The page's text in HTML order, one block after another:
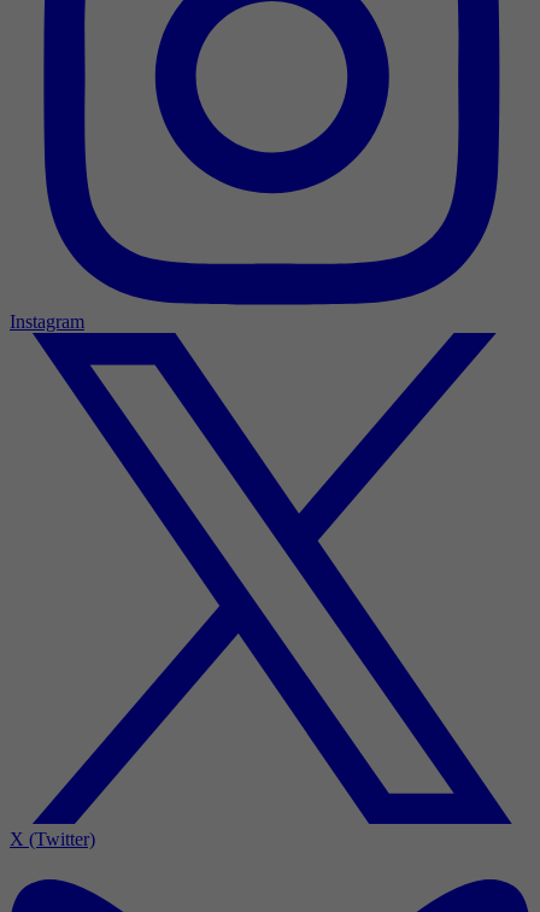
Instagram
X (Twitter)